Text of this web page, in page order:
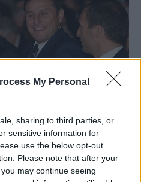
My Personal
sharing to third parties, or
sensitive information for
use the below opt-out
Please note that after your
may continue seeing
il paio con quella di